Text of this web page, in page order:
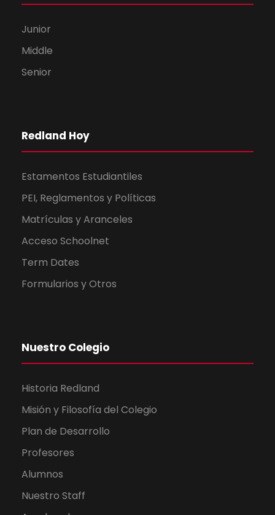
Junior
Middle
Senior
Redland Hoy
Estamentos Estudiantiles
PEI, Reglamentos y Políticas
Matrículas y Aranceles
Acceso Schoolnet
Term Dates
Formularios y Otros
Nuestro Colegio
Historia Redland
Misión y Filosofía del Colegio
Plan de Desarrollo
Profesores
Alumnos
Nuestro Staff